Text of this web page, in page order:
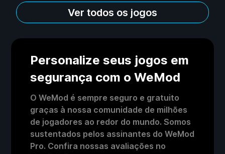
Ver todos os jogos
Personalize seus jogos em
segurança com o WeMod
O WeMod é sempre seguro e gratuito
graças à nossa comunidade de milhões
de jogadores ao redor do mundo. Somos
sustentados pelos assinantes do WeMod
Pro. Confira nossas avaliações no